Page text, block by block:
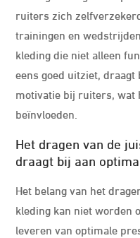
ruiters zich
trainingen en
kleding die niet alleen
eens goed uitziet,
motivatie bij ruiters, wat
beïnvloeden.
Het dragen van de
draagt bij aan
Het belang van het
kleding kan niet worden
leveren van optimale